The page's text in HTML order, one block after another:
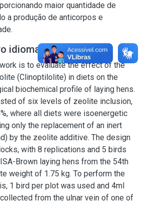
maior quantidade de
a produção de anticorpos e
idioma
is to evaluate the effect of the
(Clinoptilolite) in diets on the
biochemical profile of laying hens.
of six levels of zeolite inclusion,
where all diets were isoenergetic
only the replacement of an inert
by the zeolite additive. The design
with 8 replications and 5 birds
Brown laying hens from the 54th
weight of 1.75 kg. To perform the
1 bird per plot was used and 4ml
from the ulnar vein of one of